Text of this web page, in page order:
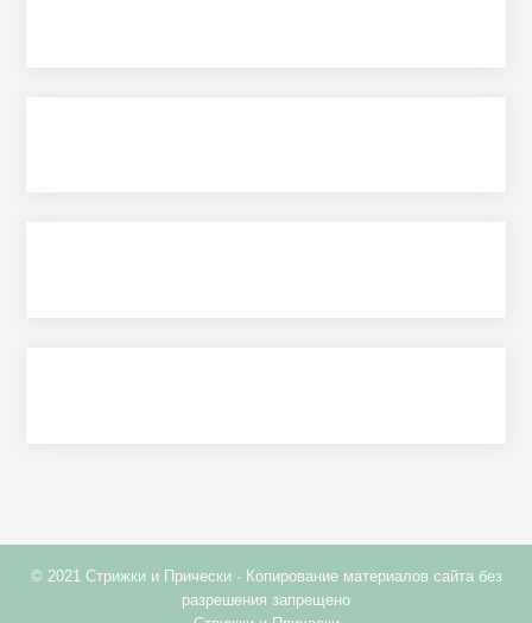
© 2021 Стрижки и Прически · Копирование материалов сайта без
разрешения запрещено